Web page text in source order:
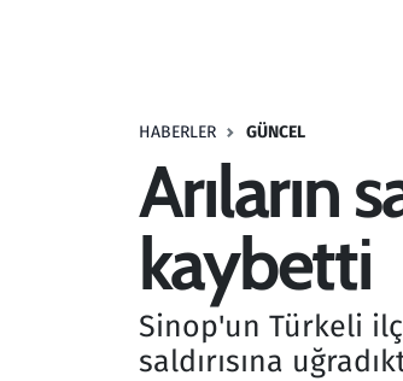
HABERLER GÜNCEL
Arıların
kaybetti
Sinop'un Türkeli
saldırısına
Savunma Sanayi